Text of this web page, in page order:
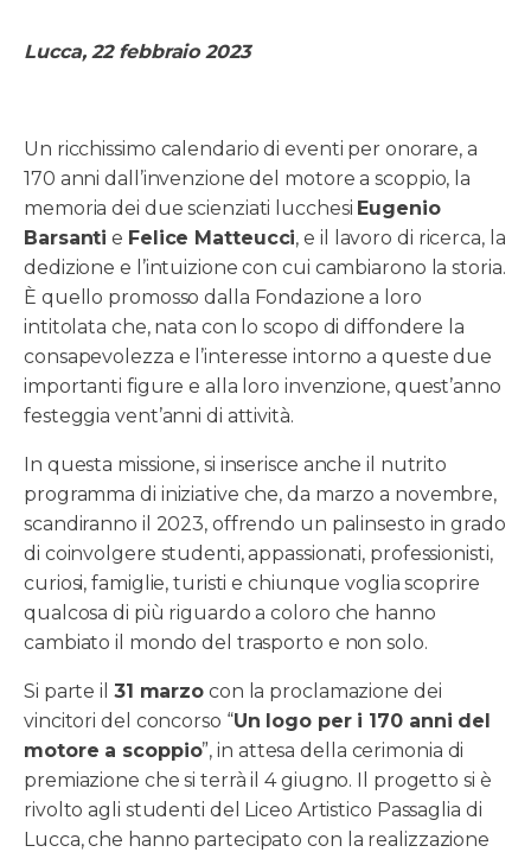
Lucca, 22 febbraio 2023
Un ricchissimo calendario di eventi per onorare, a
170 anni dall’invenzione del motore a scoppio, la
memoria dei due scienziati lucchesi Eugenio
Barsanti e Felice Matteucci, e il lavoro di ricerca, la
dedizione e l’intuizione con cui cambiarono la storia.
È quello promosso dalla Fondazione a loro
intitolata che, nata con lo scopo di diffondere la
consapevolezza e l’interesse intorno a queste due
importanti figure e alla loro invenzione, quest’anno
festeggia vent’anni di attività.
In questa missione, si inserisce anche il nutrito
programma di iniziative che, da marzo a novembre,
scandiranno il 2023, offrendo un palinsesto in grado
di coinvolgere studenti, appassionati, professionisti,
curiosi, famiglie, turisti e chiunque voglia scoprire
qualcosa di più riguardo a coloro che hanno
cambiato il mondo del trasporto e non solo.
Si parte il 31 marzo con la proclamazione dei
vincitori del concorso “Un logo per i 170 anni del
motore a scoppio”, in attesa della cerimonia di
premiazione che si terrà il 4 giugno. Il progetto si è
rivolto agli studenti del Liceo Artistico Passaglia di
Lucca, che hanno partecipato con la realizzazione